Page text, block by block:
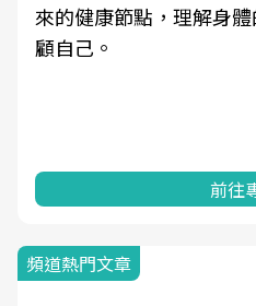
來的健康節點，理解身
顧自己。
前往
頻道熱門文章